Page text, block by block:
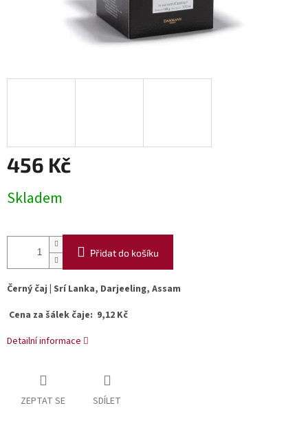
456 Kč
cena:
Skladem
Přidat do košíku
Černý čaj | Srí Lanka, Darjeeling, Assam
Cena za šálek čaje: 9,12 Kč
Detailní informace
ZEPTAT SE SDÍLET